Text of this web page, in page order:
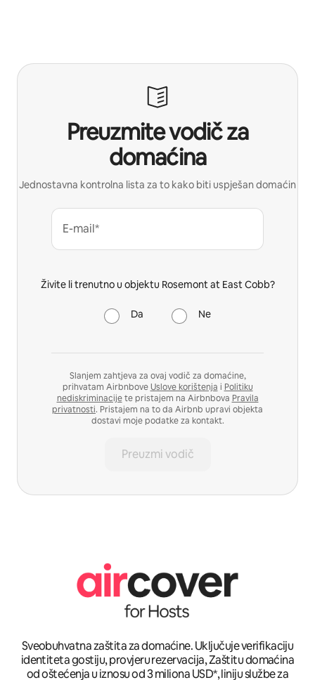
Preuzmite vodič za
domaćina
Jednostavna kontrolna lista za to kako biti uspješan domaćin
E-mail*
Živite li trenutno u objektu Rosemont at East Cobb?
Da Ne
Slanjem zahtjeva za ovaj vodič za domaćine,
prihvatam AirbnboveUslove korištenja i Politiku
nediskriminacijete pristajem na Airbnbova Pravila
privatnosti. Pristajem na to da Airbnb upravi objekta
dostavi moje podatke za kontakt.
Preuzmi vodič
Sveobuhvatna zaštita za domaćine. Uključuje verifikaciju
identiteta gostiju, provjeru rezervacija, Zaštitu domaćina
od oštećenja u iznosu od 3 miliona USD*, liniju službe za